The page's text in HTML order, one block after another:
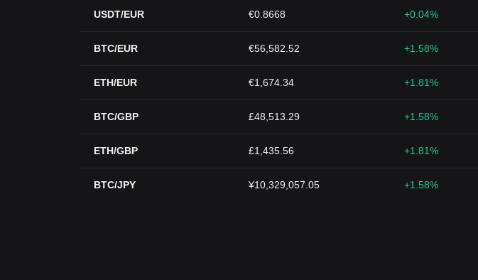
USDT/EUR €0.8668 +0.04%
BTC/EUR €56,582.52 +1.58%
ETH/EUR €1,674.34 +1.81%
BTC/GBP £48,513.29 +1.58%
ETH/GBP £1,435.56 +1.81%
BTC/JPY ¥10,329,057.05 +1.58%